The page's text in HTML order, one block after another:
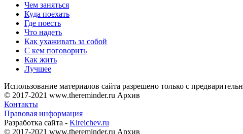
Чем заняться
Куда поехать
Где поесть
Что надеть
Как ухаживать за собой
С кем поговорить
Как жить
Лучшее
Использование материалов сайта разрешено только с
© 2017-2021 www.thereminder.ru Архив
Контакты
Правовая информация
Разработка сайта - Kireichev.ru
© 2017-2021 www.thereminder.ru Архив